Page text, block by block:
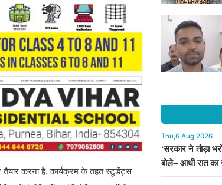
तैयार करना है. कार्यक्रम के तहत स्टूडेंट्स
Thu,6 Aug 2026
‘सरकार ने तोड़ा
बोले– आधी रात का
सार्वजनिक